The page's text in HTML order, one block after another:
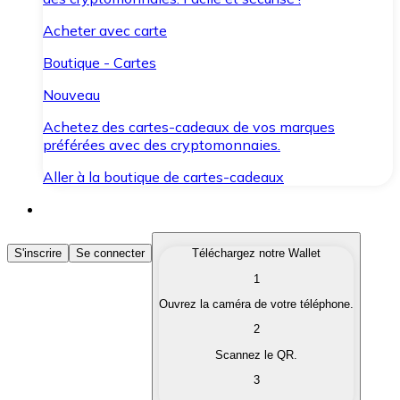
Acheter avec carte
Boutique - Cartes
Nouveau
Achetez des cartes-cadeaux de vos marques
préférées avec des cryptomonnaies.
Aller à la boutique de cartes-cadeaux
Acheter des Cryptomonnaies
Achetez les cryptomonnaies qui vous intéressent
Convertissez vos cryptomonnaies en monnaie
S'inscrire Se connecter
Téléchargez notre Wallet
1
Ouvrez la caméra de votre téléphone.
2
Scannez le QR.
3